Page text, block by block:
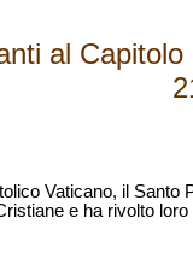
al
Vaticano, il
e ha rivolto